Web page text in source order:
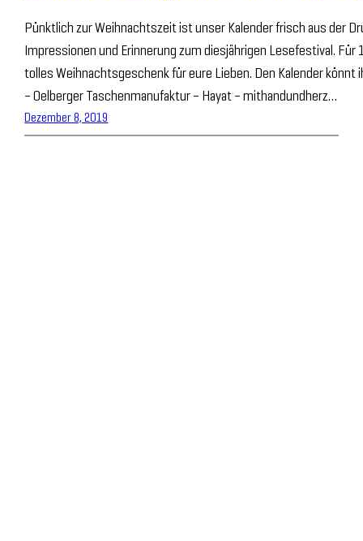
Pünktlich zur Weihnachtszeit ist unser Kalender frisch aus der
Impressionen und Erinnerung zum diesjährigen Lesefestival. Für
tolles Weihnachtsgeschenk für eure Lieben. Den Kalender könnt
– Oelberger Taschenmanufaktur – Hayat – mithandundherz…
Dezember 8, 2019